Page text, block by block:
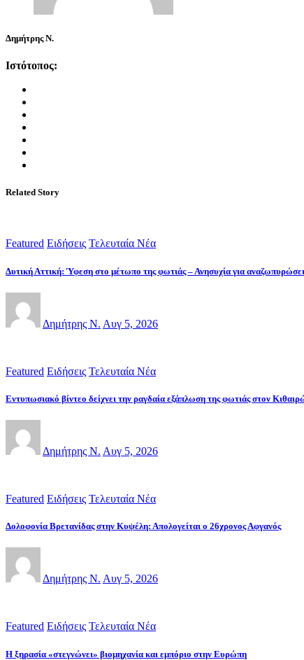
Δημήτρης Ν.
Ιστότοπος:
Related Story
Featured Ειδήσεις Τελευταία Νέα
Δυτική Αττική: Ύφεση στο μέτωπο της φωτιάς – Ανησυχία για
Δημήτρης Ν. Αυγ 5, 2026
Featured Ειδήσεις Τελευταία Νέα
Εντυπωσιακό βίντεο δείχνει την ραγδαία εξάπλωση της φωτιάς στον
Δημήτρης Ν. Αυγ 5, 2026
Featured Ειδήσεις Τελευταία Νέα
Δολοφονία Βρετανίδας στην Κυψέλη: Απολογείται ο 26χρονος Αφγανός
Δημήτρης Ν. Αυγ 5, 2026
Featured Ειδήσεις Τελευταία Νέα
Η ξηρασία «στεγνώνει» βιομηχανία και εμπόριο στην Ευρώπη